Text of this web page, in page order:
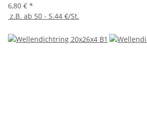
6,80 € *
z.B. ab 50 - 5.44 €/St.